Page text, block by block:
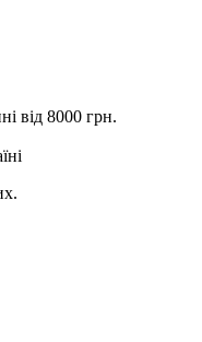
від 8000 грн.